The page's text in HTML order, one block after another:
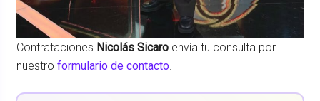
Contrataciones Nicolás Sicaroenvía tu consulta por
nuestro formulario de contacto.